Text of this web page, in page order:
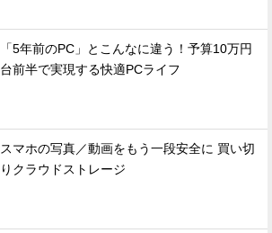
「5年前のPC」とこんなに違う！予算10万円
台前半で実現する快適PCライフ
スマホの写真／動画をもう一段安全に 買い切
りクラウドストレージ